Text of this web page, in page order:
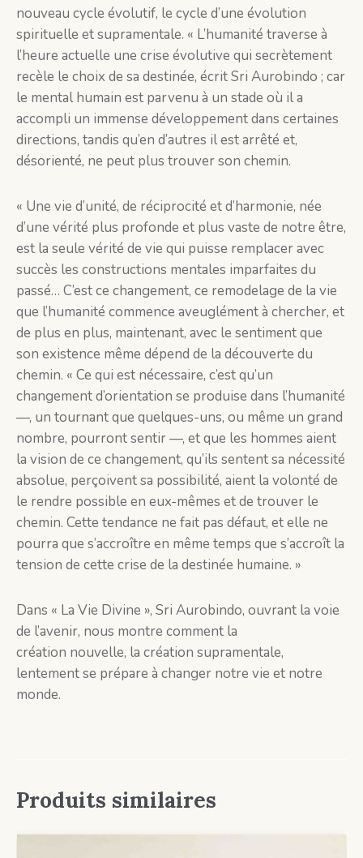
nouveau cycle évolutif, le cycle d’une évolution
spirituelle et supramentale. « L’humanité traverse à
l’heure actuelle une crise évolutive qui secrètement
recèle le choix de sa destinée, écrit Sri Aurobindo ; car
le mental humain est parvenu à un stade où il a
accompli un immense développement dans certaines
directions, tandis qu’en d’autres il est arrêté et,
désorienté, ne peut plus trouver son chemin.
« Une vie d’unité, de réciprocité et d’harmonie, née
d’une vérité plus profonde et plus vaste de notre être,
est la seule vérité de vie qui puisse remplacer avec
succès les constructions mentales imparfaites du
passé… C’est ce changement, ce remodelage de la vie
que l’humanité commence aveuglément à chercher, et
de plus en plus, maintenant, avec le sentiment que
son existence même dépend de la découverte du
chemin. « Ce qui est nécessaire, c’est qu’un
changement d’orientation se produise dans l’humanité
—, un tournant que quelques-uns, ou même un grand
nombre, pourront sentir —, et que les hommes aient
la vision de ce changement, qu’ils sentent sa nécessité
absolue, perçoivent sa possibilité, aient la volonté de
le rendre possible en eux-mêmes et de trouver le
chemin. Cette tendance ne fait pas défaut, et elle ne
pourra que s’accroître en même temps que s’accroît la
tension de cette crise de la destinée humaine. »
Dans « La Vie Divine », Sri Aurobindo, ouvrant la voie
de l’avenir, nous montre comment la
création nouvelle, la création supramentale,
lentement se prépare à changer notre vie et notre
monde.
Produits similaires